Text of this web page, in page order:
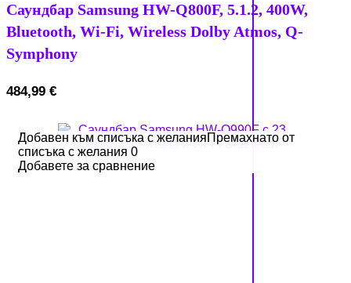
Саундбар Samsung HW-Q800F, 5.1.2, 400W,
Bluetooth, Wi-Fi, Wireless Dolby Atmos, Q-
Symphony
484,99 €
Добавен към списъка с желанияПремахнато от
списъка с желания 0
Добавете за сравнение
Добавен към списъка с желанияПремахнато от
списъка с желания 0
Добавете за сравнение